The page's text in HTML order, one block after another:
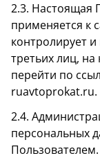
2.3. Настоящая
применяется к
контролирует и
третьих лиц,
перейти по
ruavtoprokat.ru.
2.4.
персональных
Пользователем.